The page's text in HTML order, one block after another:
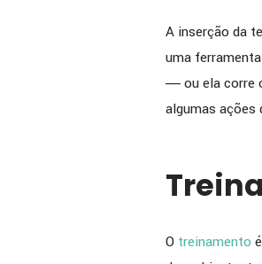
A inserção da
uma
― ou ela corre
algumas ações
O treinamento